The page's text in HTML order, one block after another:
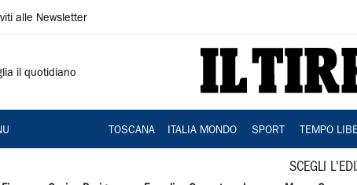
alle Newsletter
il quotidiano
TOSCANA ITALIA MONDO SPORT TEMPO
SCEGLI